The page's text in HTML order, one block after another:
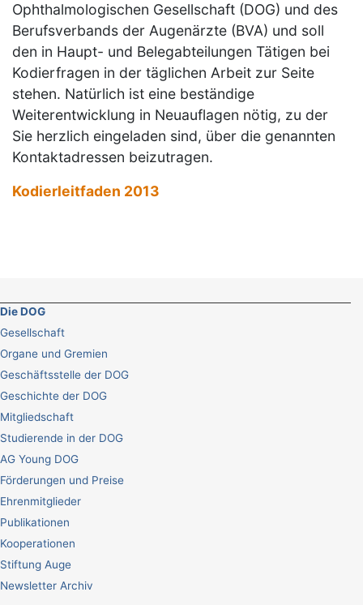
Ophthalmologischen Gesellschaft (DOG) und des
Berufsverbands der Augenärzte (BVA) und soll
den in Haupt- und Belegabteilungen Tätigen bei
Kodierfragen in der täglichen Arbeit zur Seite
stehen. Natürlich ist eine beständige
Weiterentwicklung in Neuauflagen nötig, zu der
Sie herzlich eingeladen sind, über die genannten
Kontaktadressen beizutragen.
Kodierleitfaden 2013
Die DOG
Gesellschaft
Organe und Gremien
Geschäftsstelle der DOG
Geschichte der DOG
Mitgliedschaft
Studierende in der DOG
AG Young DOG
Förderungen und Preise
Ehrenmitglieder
Publikationen
Kooperationen
Stiftung Auge
Newsletter Archiv